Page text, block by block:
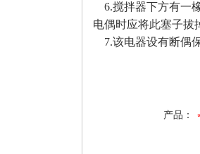
6.搅拌器下方有一
电偶时应将此塞子拔
7.该电器设有断偶
产品：